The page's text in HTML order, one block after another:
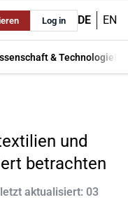
Log in DE EN
& Technologie
und
betrachten
aktualisiert: 03